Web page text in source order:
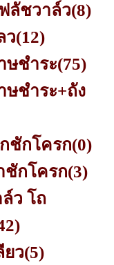
ลัชวาล์ว(8)
ว(12)
ษชำระ(75)
ษชำระ+ถัง
ชักโครก(0)
ชักโครก(3)
ว โถ
ยว(5)